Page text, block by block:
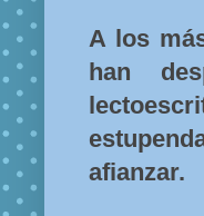
A los
han
afianzar.